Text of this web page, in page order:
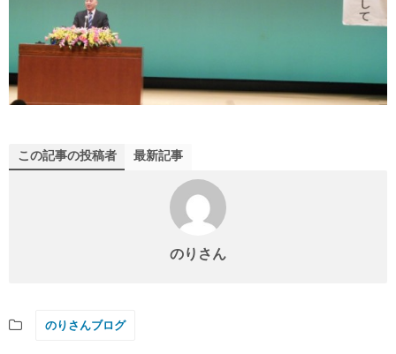
この記事の投稿者 最新記事
のりさん
のりさんブログ